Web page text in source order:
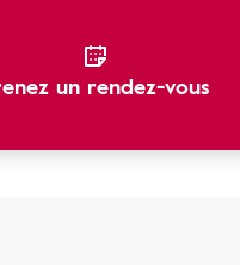
un rendez-vous